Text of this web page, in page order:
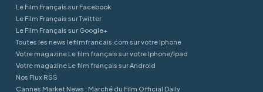
Le Film Français sur Facebook
Le Film Français sur Twitter
Le Film Français sur Google+
Toutes les news lefilmfrancais.com sur votre Iphone
Votre magazine Le film français sur votre Iphone/Ipad
Votre magazine Le film français sur Android
Nos Flux RSS
Cannes Market News : Marché du Film Official Daily